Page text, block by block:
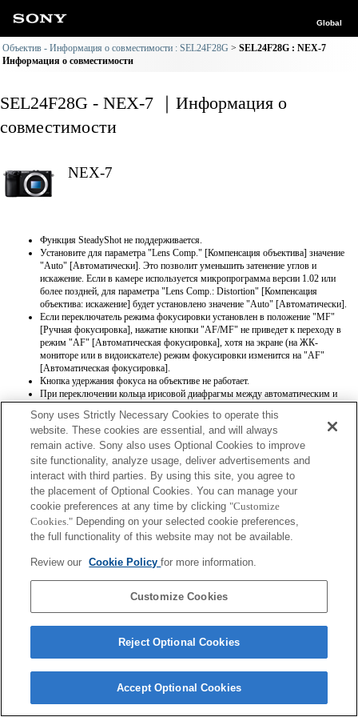
Global
Объектив - Информация о совместимости : SEL24F28G
SEL24F28G : NEX-7
Информация о совместимости
SEL24F28G - NEX-7 ｜Информация о
совместимости
NEX-7
Функция SteadyShot не поддерживается.
Установите для параметра "Lens Comp." [Компенсация объектива] значение
"Auto" [Автоматически]. Это позволит уменьшить затенение углов и
искажение. Если в камере используется микропрограмма версии 1.02 или
более поздней, для параметра "Lens Comp.: Distortion" [Компенсация
объектива: искажение] будет установлено значение "Auto" [Автоматически].
Если переключатель режима фокусировки установлен в положение "MF"
[Ручная фокусировка], нажатие кнопки "AF/MF" не приведет к переходу в
режим "AF" [Автоматическая фокусировка], хотя на экране (на ЖК-
мониторе или в видоискателе) режим фокусировки изменится на "AF"
[Автоматическая фокусировка].
Кнопка удержания фокуса на объективе не работает.
При переключении кольца ирисовой диафрагмы между автоматическим и
видоискатель) может мигать в течение секунды и возможен сброс точки
фокусировки.
Если кольцо ирисовой диафрагмы установлено в ручной режим диафрагмы,
информация о модели объектива и максимальном значении диафрагмы в
Exif записывается неправильно.
Если кольцо ирисовой диафрагмы установлено в ручной режим диафрагмы,
для значения диафрагмы устанавливается значение, которое показывает
кольцо ирисовой диафрагмы, независимо от режима экспозиции.
При переключении кольца ирисовой диафрагмы между автоматическим и
ручным режимами диафрагмы во время записи видео запись
При поворачивании кольца ирисовой диафрагмы время до перехода в режим
Sony uses Strictly Necessary Cookies to operate this
website. These cookies are essential, and will always
remain active. Sony also uses Optional Cookies to improve
site functionality, analyze usage, deliver advertisements and
interact with third parties. By using this site, you agree to
the placement of Optional Cookies. You can manage your
cookie preferences at any time by clicking "Customize
Cookies." Depending on your selected cookie preferences,
the full functionality of this website may not be available.
Review our Cookie Policyfor more information.
Customize Cookies
Reject Optional Cookies
Accept Optional Cookies